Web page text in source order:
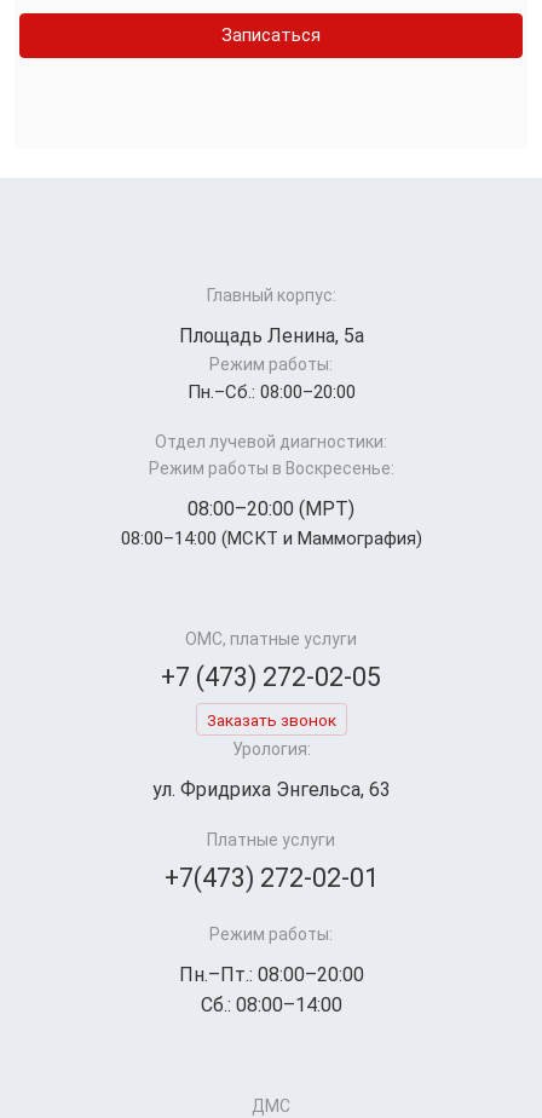
Записаться
Главный корпус:
Площадь Ленина, 5а
Режим работы:
Пн.–Cб.: 08:00–20:00
Отдел лучевой диагностики:
Режим работы в Воскресенье:
08:00–20:00 (МРТ)
08:00–14:00 (МСКТ и Маммография)
ОМС, платные услуги
+7 (473) 272-02-05
Заказать звонок
Урология:
ул. Фридриха Энгельса, 63
Платные услуги
+7(473) 272-02-01
Режим работы:
Пн.–Пт.: 08:00–20:00
Сб.: 08:00–14:00
ДМС